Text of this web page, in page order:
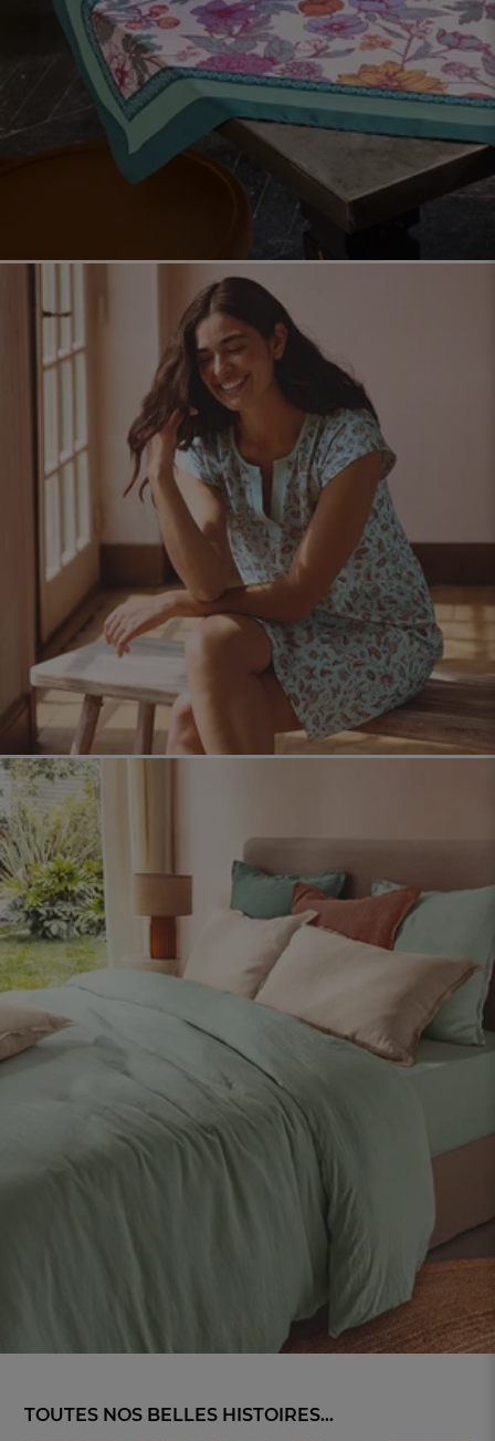
TOUTES NOS BELLES HISTOIRES...